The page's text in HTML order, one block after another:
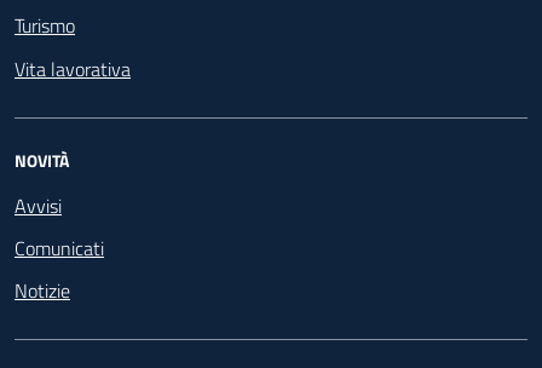
Turismo
Vita lavorativa
NOVITÀ
Avvisi
Comunicati
Notizie